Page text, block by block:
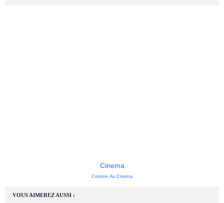
VOUS AIMEREZ AUSSI :
Cinema
Comme Au Cinema